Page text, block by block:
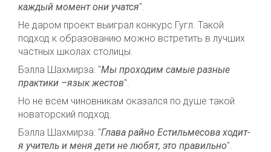
каждый момент они учатся".
Не даром проект выиграл конкурс Гугл. Такой
подход к образованию можно встретить в лучших
частных школах столицы.
Бэлла Шахмирза: "Мы проходим самые разные
практики –язык жестов".
Но не всем чиновникам оказался по душе такой
новаторский подход.
Бэлла Шахмирза: "Глава райно Естильмесова ходит-
я учитель и меня дети не любят, это правильно".